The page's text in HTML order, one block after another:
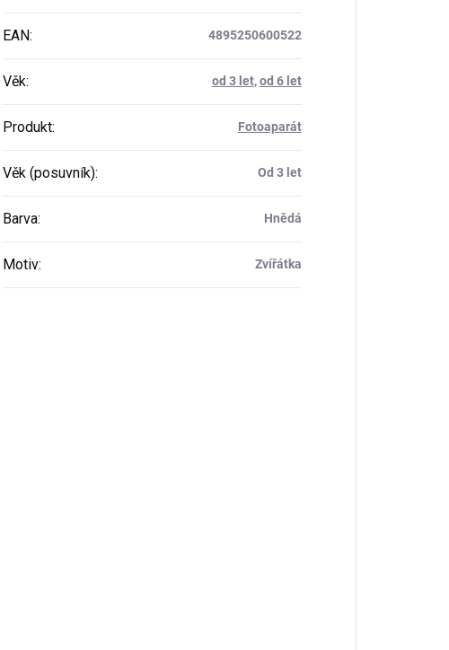
EAN: 4895250600522
Věk: od 3 let,od 6 let
Produkt: Fotoaparát
Věk (posuvník): Od 3 let
Barva: Hnědá
Motiv: Zvířátka